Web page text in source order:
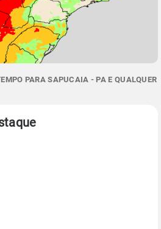
PARA SAPUCAIA - PA E QUALQUER